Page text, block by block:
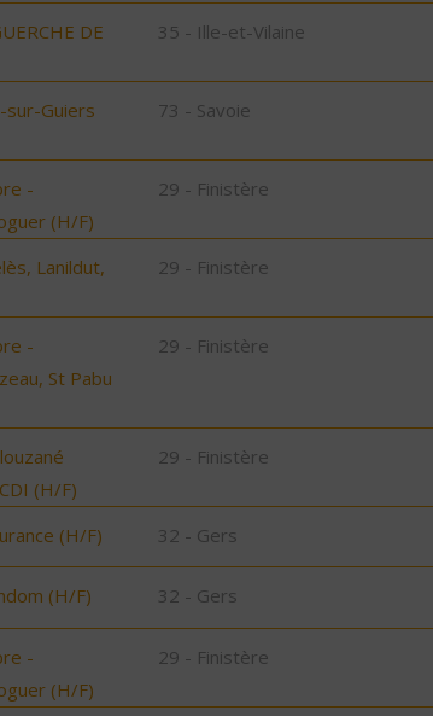
DE
35 - Ille-et-Vilaine
sur-Guiers
73 - Savoie
-
(H/F)
29 - Finistère
Lanildut,
29 - Finistère
-
St Pabu
29 - Finistère
(H/F)
29 - Finistère
(H/F) 32 - Gers
(H/F) 32 - Gers
-
(H/F)
29 - Finistère